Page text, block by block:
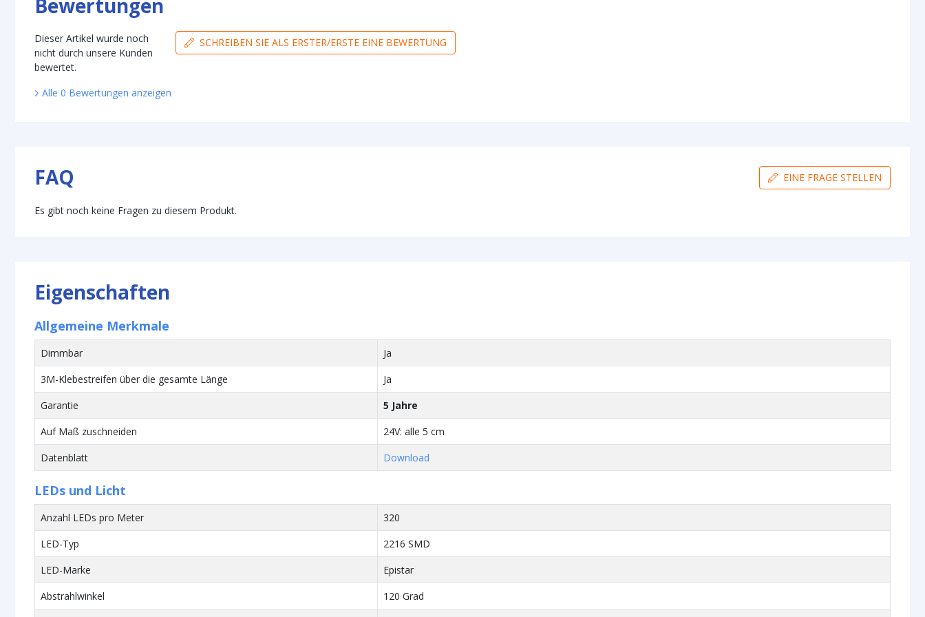
Bewertungen
Dieser Artikel wurde noch
nicht durch unsere Kunden
bewertet.
SCHREIBEN SIE ALS ERSTER/ERSTE EINE BEWERTUNG
Alle 0 Bewertungen anzeigen
FAQ EINE FRAGE STELLEN
Es gibt noch keine Fragen zu diesem Produkt.
Eigenschaften
Allgemeine Merkmale
Dimmbar
Ja
3M-Klebestreifen über die gesamte Länge
Ja
Garantie
5 Jahre
Auf Maß zuschneiden
24V: alle 5 cm
Datenblatt
Download
LEDs und Licht
Anzahl LEDs pro Meter
320
LED-Typ
2216 SMD
LED-Marke
Epistar
Abstrahlwinkel
120 Grad